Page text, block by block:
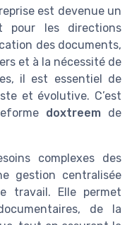
est devenue un
pour les directions
des documents,
et à la nécessité de
il est essentiel de
et évolutive. C’est
doxtreemde
complexes des
gestion centralisée
travail. Elle permet
de la